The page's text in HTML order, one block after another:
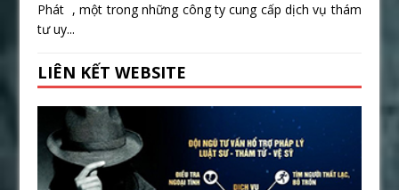
Phát , một trong những công ty cung cấp dịch vụ thám
tư uy...
LIÊN KẾT WEBSITE